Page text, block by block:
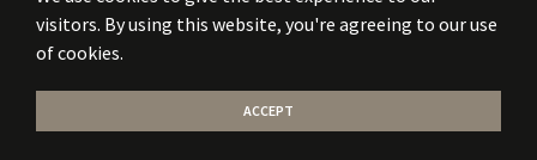
visitors. By using this website, you're agreeing to our use
of cookies.
ACCEPT